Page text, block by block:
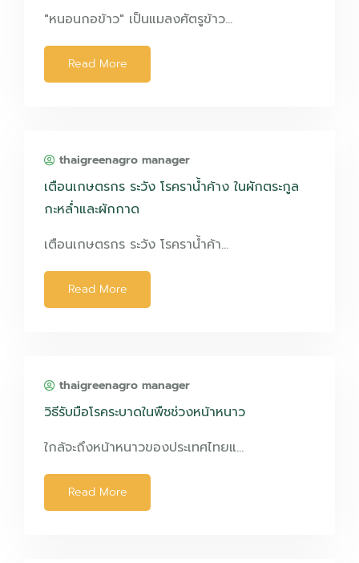
"หนอนกอข้าว" เป็นแมลงศัตรูข้าว…
Read More
thaigreenagro manager
เตือนเกษตรกร ระวัง โรคราน้ำค้าง ในผักตระกูล
กะหล่ำและผักกาด
เตือนเกษตรกร ระวัง โรคราน้ำค้า…
Read More
thaigreenagro manager
วิธีรับมือโรคระบาดในพืชช่วงหน้าหนาว
ใกล้จะถึงหน้าหนาวของประเทศไทยแ…
Read More